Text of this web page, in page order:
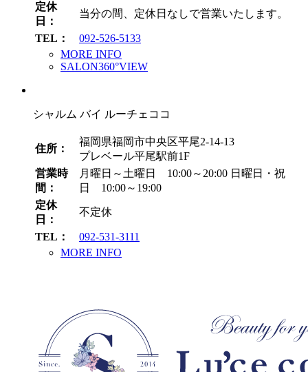
定休
日：
当分の間、定休日なしで営業いたします。
TEL：
092-526-5133
MORE INFO
SALON360°VIEW
シャルム バイ ルーチェココ
住所：
福岡県福岡市中央区平尾2-14-13
プレベール平尾駅前1F
営業時
間：
月曜日～土曜日 10:00～20:00 日曜日・祝
日 10:00～19:00
定休
日：
不定休
TEL：
092-531-3111
MORE INFO